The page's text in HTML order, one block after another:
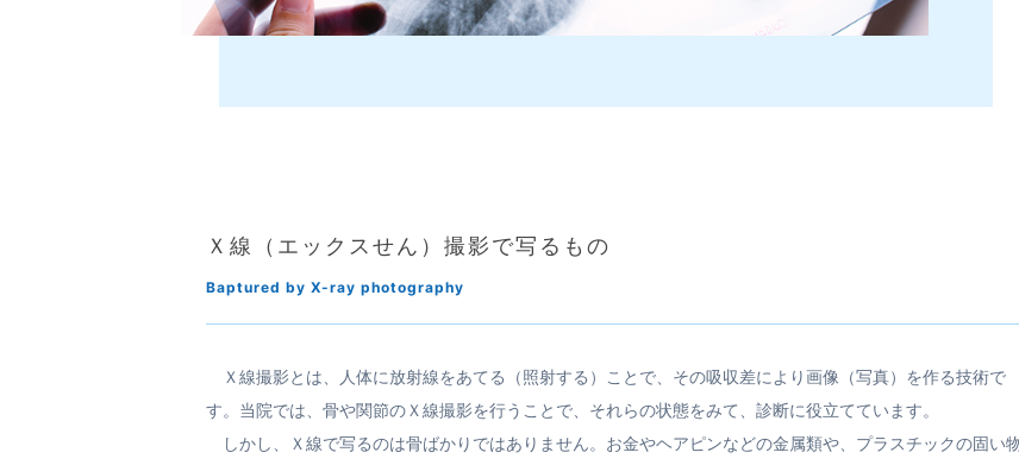
Ｘ線（エックスせん）撮影で写るもの
Baptured by X-ray photography
Ｘ線撮影とは、人体に放射線をあてる（照射する）ことで、その吸収差により画像（写真）を作る技術で
す。当院では、骨や関節のＸ線撮影を行うことで、それらの状態をみて、診断に役立てています。
しかし、Ｘ線で写るのは骨ばかりではありません。お金やヘアピンなどの金属類や、プラスチックの固い